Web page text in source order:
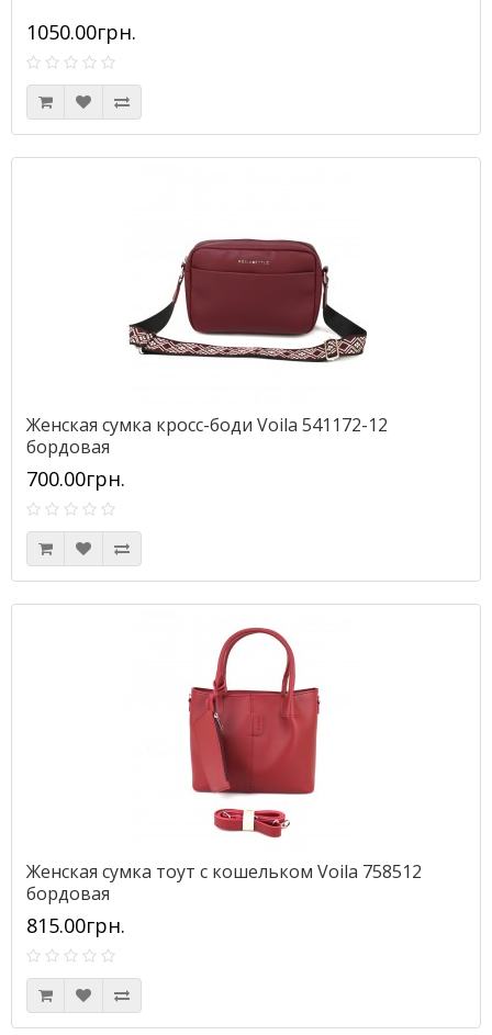
1050.00грн.
Женская сумка кросс-боди Voila 541172-12
бордовая
700.00грн.
Женская сумка тоут с кошельком Voila 758512
бордовая
815.00грн.